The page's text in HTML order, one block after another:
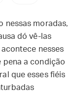
nessas moradas,
dó vê-las
nesses
a condição
que esses fiéis